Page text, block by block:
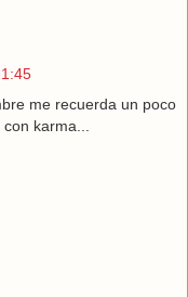
me recuerda un poco
karma...